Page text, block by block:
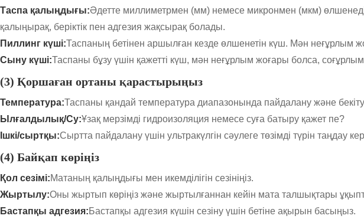
Таспа қалыңдығы:Әдетте миллиметрмен (мм) немесе микронмен (мкм)
қалыңырақ, беріктік пен адгезия жақсырақ болады.
Пиллинг күші:Таспаның бетінен аршылған кезде өлшенетін күш. Мән неғұрлым
Сыну күші:Таспаны бұзу үшін қажетті күш, мән неғұрлым жоғары болса,
(3) Қоршаған ортаны қарастырыңыз
Температура:Таспаны қандай температура диапазонында пайдалану және
Ылғалдылық/Су:Ұзақ мерзімді гидроизоляция немесе суға батыру қажет пе?
Ішкі/сыртқы:Сыртта пайдалану үшін ультракүлгін сәулеге төзімді түрін таңдау
(4) Байқап көріңіз
Қол сезімі:Матаның қалыңдығы мен икемділігін сезініңіз.
Жыртылу:Оны жыртып көріңіз және жыртылғаннан кейін мата талшықтары
Бастапқы адгезия:Бастапқы адгезия күшін сезіну үшін бетіне ақырын басыңыз.